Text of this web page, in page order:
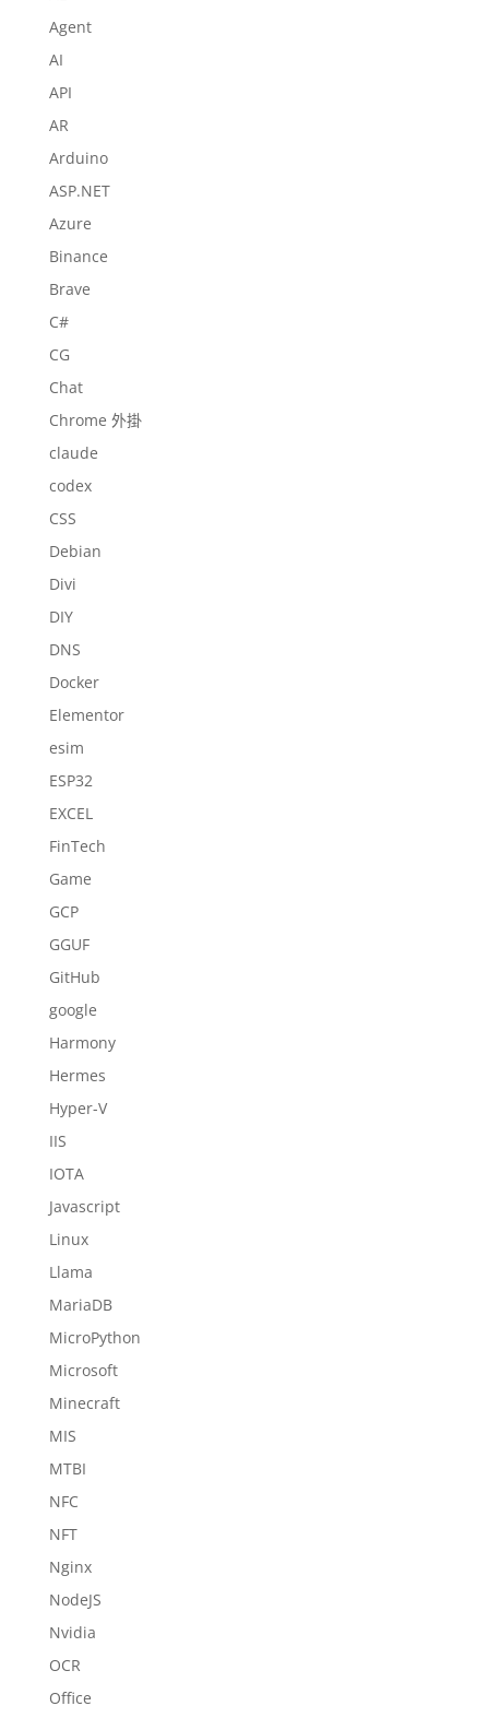
Agent
AI
API
AR
Arduino
ASP.NET
Azure
Binance
Brave
C#
CG
Chat
Chrome 外掛
claude
codex
CSS
Debian
Divi
DIY
DNS
Docker
Elementor
esim
ESP32
EXCEL
FinTech
Game
GCP
GGUF
GitHub
google
Harmony
Hermes
Hyper-V
IIS
IOTA
Javascript
Linux
Llama
MariaDB
MicroPython
Microsoft
Minecraft
MIS
MTBI
NFC
NFT
Nginx
NodeJS
Nvidia
OCR
Office